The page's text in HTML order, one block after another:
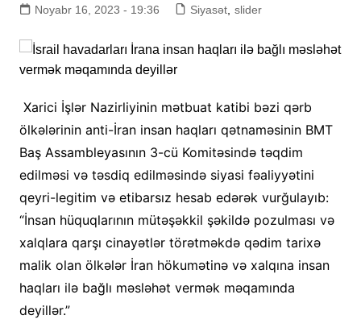
Noyabr 16, 2023 - 19:36 Siyasət, slider
Xarici İşlər Nazirliyinin mətbuat katibi bəzi qərb
ölkələrinin anti-İran insan haqları qətnaməsinin BMT
Baş Assambleyasının 3-cü Komitəsində təqdim
edilməsi və təsdiq edilməsində siyasi fəaliyyətini
qeyri-legitim və etibarsız hesab edərək vurğulayıb:
“İnsan hüquqlarının mütəşəkkil şəkildə pozulması və
xalqlara qarşı cinayətlər törətməkdə qədim tarixə
malik olan ölkələr İran hökumətinə və xalqına insan
haqları ilə bağlı məsləhət vermək məqamında
deyillər.”